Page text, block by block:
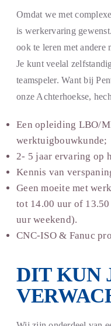
Omdat we met
is werkervaring
ook te leren met andere
Je kunt veelal
teamspeler. Want bij
onze Achterhoekse,
Een opleiding LBO/
werktuigbouwkunde;
2- 5 jaar ervaring op
Kennis van
Geen moeite met
tot 14.00 uur of
uur weekend).
CNC-ISO & Fanuc
DIT KUN